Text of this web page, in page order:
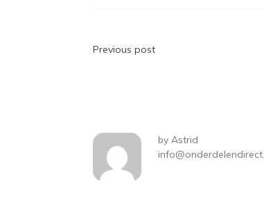
Post
Previous post
byAstrid